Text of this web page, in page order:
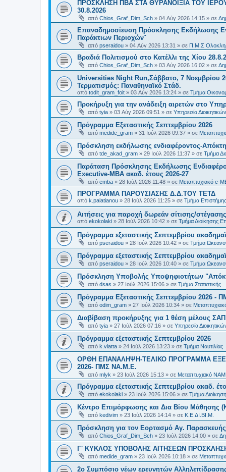
ΠΡΟΣΚΛΗΣΗ ΠΒΑ ΣΤΑ ΘΥΡΑΝΟΙΞΙΑ ΤΟΥ
30.8.2026
από Chios_Graf_Dim_Sch » 04 Αύγ 2026 14:15 » σε
Επαναδημοσίευση Πρόσκλησης Εκδήλωσης
Παράκτιων Περιοχών¨
από pseraidou » 04 Αύγ 2026 13:31 » σε Π.Μ.Σ
Βραδιά Πολιτισμού στο Κατέλλι της Χίου
από Chios_Graf_Dim_Sch » 03 Αύγ 2026 16:02 » σε
Universities Night Run,Σάββατο, 7 Νοεμβρίου
Τερματισμός: Παναθηναϊκό Στάδ.
από todit_gram_foit » 03 Αύγ 2026 13:24 » σε Τμήμα
Προκήρυξη για την ανάδειξη αιρετών στο
από tyia » 03 Αύγ 2026 09:51 » σε Υπηρεσία
Πρόγραμμα Εξεταστικής Σεπτεμβρίου 2026
από medide_gram » 31 Ιούλ 2026 09:37 » σε
Πρόσκληση εκδήλωσης ενδιαφέροντος-
από tde_akad_gram » 29 Ιούλ 2026 11:37 » σε Τμήμα
Παράταση Πρόσκλησης Εκδήλωσης
Executive-MBΑ ακαδ. έτους 2026-27
από emba » 28 Ιούλ 2026 11:48 » σε Μεταπτυχιακό e-
ΠΡΟΓΡΑΜΜΑ ΠΑΡΟΥΣΙΑΣΗΣ Δ.Δ.ΤΟΥ ΤΕΤΔ
από k.palatianou » 28 Ιούλ 2026 11:25 » σε Τμήμα
Αιτήσεις για παροχή δωρεάν σίτισης/
από ekokolaki » 28 Ιούλ 2026 10:42 » σε Τμήμα Διοίκησης
Πρόγραμμα εξεταστικής Σεπτεμβρίου
από pseraidou » 28 Ιούλ 2026 10:42 » σε Τμήμα
Πρόγραμμα εξεταστικής Σεπτεμβρίου
από pseraidou » 28 Ιούλ 2026 10:40 » σε Τμήμα
Πρόσκληση Υποβολής Υποψηφιοτήτων
από dsas » 27 Ιούλ 2026 15:06 » σε Τμήμα Στατιστικής
Πρόγραμμα Εξεταστικής Σεπτεμβρίου 2026 -
από odim_gram » 27 Ιούλ 2026 10:34 » σε
Διαβίβαση προκήρυξης για 1 θέση μέλους
από tyia » 27 Ιούλ 2026 07:16 » σε Υπηρεσία
Πρόγραμμα εξεταστικής Σεπτεμβρίου 2026
από k.vlatta » 24 Ιούλ 2026 13:23 » σε Τμήμα Ναυτιλίας
ΟΡΘΗ ΕΠΑΝΑΛΗΨΗ-ΤΕΛΙΚΟ ΠΡΟΓΡΑΜΜΑ
2026- ΠΜΣ ΝΑ.Μ.Ε.
από mlyk » 23 Ιούλ 2026 15:13 » σε Μεταπτυχιακό
Πρόγραμμα εξεταστικής Σεπτεμβρίου ακαδ.
από ekokolaki » 23 Ιούλ 2026 15:06 » σε Τμήμα
Κέντρο Επιμόρφωσης και Δια Βίου Μάθησης
από kedivim » 23 Ιούλ 2026 14:14 » σε Κ.Ε.ΔΙ.ΒΙ.Μ.
Πρόσκληση για τον Εορτασμό Αγ.
από Chios_Graf_Dim_Sch » 23 Ιούλ 2026 14:00 » σε
Γ' ΚΥΚΛΟΣ ΥΠΟΒΟΛΗΣ ΑΙΤΗΣΕΩΝ
από medide_gram » 23 Ιούλ 2026 10:18 » σε
2ο Συμπόσιο νέων ερευνητών